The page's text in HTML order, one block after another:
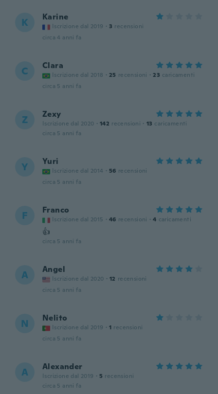
K Karine
Iscrizione dal 2019 · 3 recensioni
circa 4 anni fa
C Clara
Iscrizione dal 2018 · 25 recensioni · 23 caricamenti
circa 5 anni fa
Z Zexy
Iscrizione dal 2020 · 142 recensioni · 13 caricamenti
circa 5 anni fa
Y Yuri
Iscrizione dal 2014 · 56 recensioni
circa 5 anni fa
F Franco
Iscrizione dal 2015 · 46 recensioni · 4 caricamenti
👍
circa 5 anni fa
A Angel
Iscrizione dal 2020 · 12 recensioni
circa 5 anni fa
N Nelito
Iscrizione dal 2019 · 1 recensioni
circa 5 anni fa
A Alexander
Iscrizione dal 2019 · 5 recensioni
circa 5 anni fa